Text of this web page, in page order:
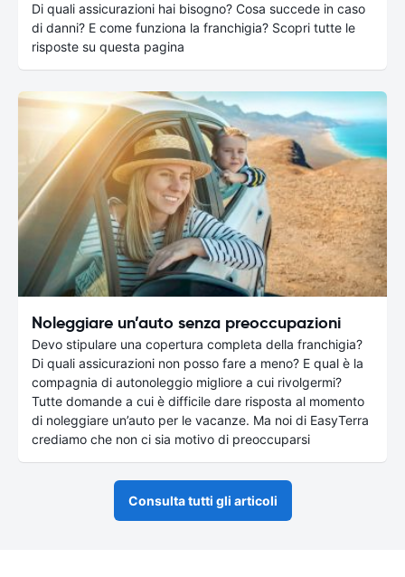
Di quali assicurazioni hai bisogno? Cosa succede in caso
di danni? E come funziona la franchigia? Scopri tutte le
risposte su questa pagina
Noleggiare un’auto senza preoccupazioni
Devo stipulare una copertura completa della franchigia?
Di quali assicurazioni non posso fare a meno? E qual è la
compagnia di autonoleggio migliore a cui rivolgermi?
Tutte domande a cui è difficile dare risposta al momento
di noleggiare un’auto per le vacanze. Ma noi di EasyTerra
crediamo che non ci sia motivo di preoccuparsi
Consulta tutti gli articoli